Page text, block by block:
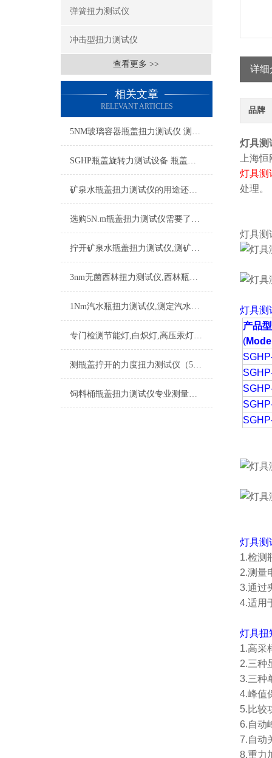
弹簧扭力测试仪
冲击型扭力测试仪
查看更多 >>
相关文章
RELEVANT ARTICLES
5NM玻璃容器瓶盖扭力测试仪 测试玻璃瓶瓶盖锁紧扭力的仪器厂家
SGHP瓶盖旋转力测试设备 瓶盖闭合力矩检测仪 瓶盖锁紧力测试仪
矿泉水瓶盖扭力测试仪的用途还是非常广泛
选购5N.m瓶盖扭力测试仪需要了解哪些常识
拧开矿泉水瓶盖扭力测试仪,测矿泉水瓶盖扭矩的机器
3nm无菌西林扭力测试仪,西林瓶轧盖扭力检测仪,西林瓶瓶盖扭开力测试仪
1Nm汽水瓶扭力测试仪,测定汽水瓶盖松动扭力的仪器,盖子扭力检定仪
专门检测节能灯,白炽灯,高压汞灯的数显灯头扭力测试仪
测瓶盖拧开的力度扭力测试仪（5N.m以下瓶盖扭力测试仪）
饲料桶瓶盖扭力测试仪专业测量瓶装产品瓶盖的锁紧
详细
品牌
灯具测
上海
灯具测
处理。
灯具测
灯具测
产品
(
灯具测
1.检测
2.测量
3.通过
4.适用
灯具扭
1.高采
2.三种
3.三种
4.峰值
5.比较
6.自动
7.自动
8.重力